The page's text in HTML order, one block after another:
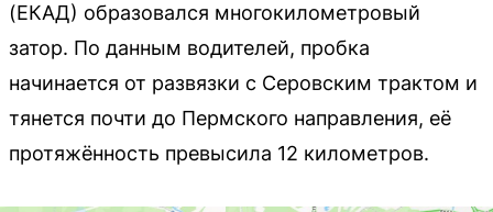
(ЕКАД) образовался многокилометровый
затор. По данным водителей, пробка
начинается от развязки с Серовским трактом и
тянется почти до Пермского направления, её
протяжённость превысила 12 километров.